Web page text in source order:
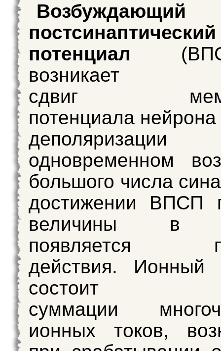
Возбуждающий
постсинаптический
потенциал
сдвиг
потенциала нейрона
одновременном
большого числа
достижении ВПСП
величины в
появляется
действия. Ионный
суммации
ионных токов,